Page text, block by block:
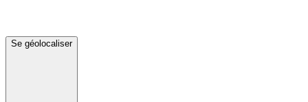
Se géolocaliser